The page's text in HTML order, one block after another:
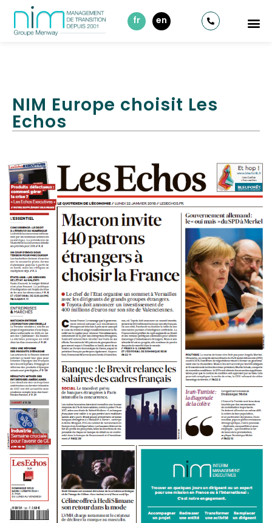
fr en
NIM Europe choisit Les
Echos